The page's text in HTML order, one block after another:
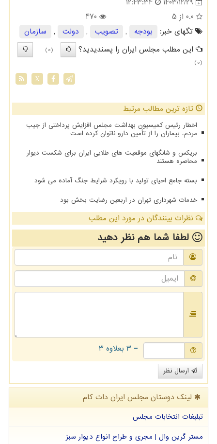
1403/12/29
12:43:34
0.0 از 5
470
تگهای خبر:
بودجه , تصویب , دولت ,
سازمان
این مطلب مجلس ایران را پسندیدید؟
(0)
(0)
X
تازه ترین مطالب مرتبط
اخطار رئیس کمیسیون بهداشت مجلس افزایش پرداختی از جیب
مردم، بیماران را از تأمین دارو ناتوان کرده است
بریکس و شانگهای موقعیت های طلایی ایران برای شکست دیوار
محاصره هستند
بسته جامع احیای تولید با رویکرد شرایط جنگ آماده می شود
خدمات شهرداری تهران در اربعین رضایت بخش بود
نظرات بینندگان در مورد این مطلب
لطفا شما همنظر دهید
= ۳ بعلاوه ۳
ارسال نظر
لینک دوستان مجلس ایران دات كام
تبلیغات انتخابات مجلس
مستر گرین وال | مجری و طراح انواع دیوار سبز